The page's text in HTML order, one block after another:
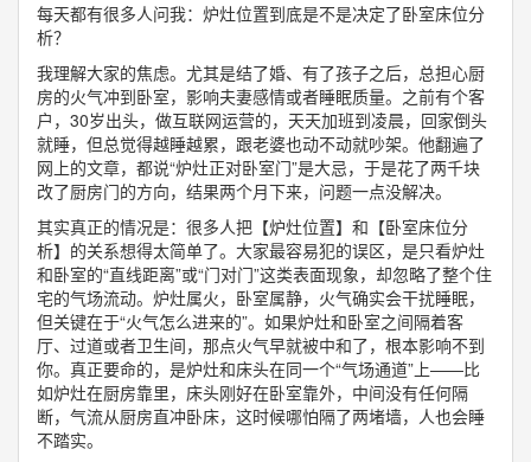
每天都有很多人问我：炉灶位置到底是不是决定了卧室床位分
析？
我理解大家的焦虑。尤其是结了婚、有了孩子之后，总担心厨
房的火气冲到卧室，影响夫妻感情或者睡眠质量。之前有个客
户，30岁出头，做互联网运营的，天天加班到凌晨，回家倒头
就睡，但总觉得越睡越累，跟老婆也动不动就吵架。他翻遍了
网上的文章，都说“炉灶正对卧室门”是大忌，于是花了两千块
改了厨房门的方向，结果两个月下来，问题一点没解决。
其实真正的情况是：很多人把【炉灶位置】和【卧室床位分
析】的关系想得太简单了。大家最容易犯的误区，是只看炉灶
和卧室的“直线距离”或“门对门”这类表面现象，却忽略了整个住
宅的气场流动。炉灶属火，卧室属静，火气确实会干扰睡眠，
但关键在于“火气怎么进来的”。如果炉灶和卧室之间隔着客
厅、过道或者卫生间，那点火气早就被中和了，根本影响不到
你。真正要命的，是炉灶和床头在同一个“气场通道”上——比
如炉灶在厨房靠里，床头刚好在卧室靠外，中间没有任何隔
断，气流从厨房直冲卧床，这时候哪怕隔了两堵墙，人也会睡
不踏实。